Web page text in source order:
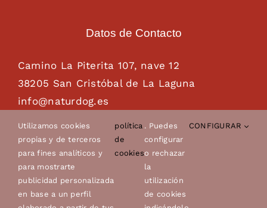
Datos de Contacto
Camino La Piterita 107, nave 12
38205 San Cristóbal de La Laguna
info@naturdog.es
Tel. 922 89 85 89 – 681 28 85 26
Utilizamos cookies
propias y de terceros
para fines analíticos y
para mostrarte
publicidad personalizada
en base a un perfil
política
de
cookies
. Puedes
configurar
o rechazar
la
utilización
de cookies
CONFIGURAR